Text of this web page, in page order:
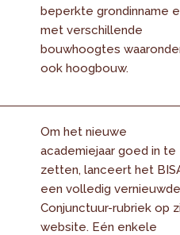
beperkte grondinname
met verschillende
bouwhoogtes
ook hoogbouw.
Om het nieuwe
academiejaar goed in te
zetten, lanceert het
een volledig vernieuwde
Conjunctuur-rubriek op
website. Eén enkele